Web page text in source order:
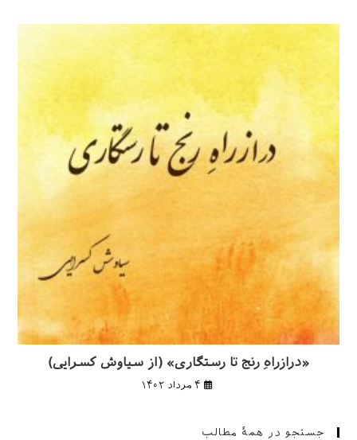
«درازراهِ رنج تا رستگاری» (از سیاوش کسرایی)
۴ مرداد ۱۴۰۲
جستجو در همهٔ مطالب